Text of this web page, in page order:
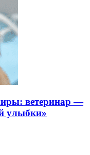
ветеринар —
улыбки»